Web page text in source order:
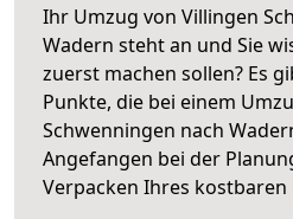
Ihr Umzug von Villingen
Wadern steht an und Sie
zuerst machen sollen? Es
Punkte, die bei einem
Schwenningen nach
Angefangen bei der
Verpacken Ihres kostbaren